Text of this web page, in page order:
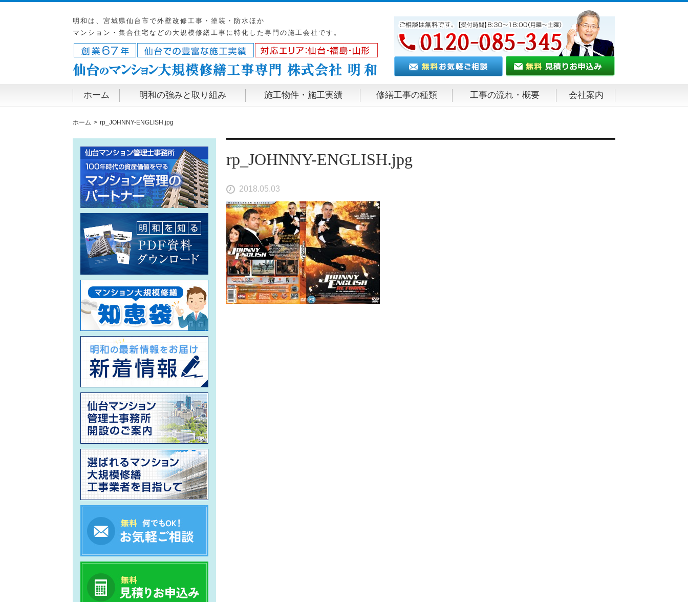
明和は、宮城県仙台市で外壁改修工事・塗装・防水ほか
マンション・集合住宅などの大規模修繕工事に特化した専門の施工会社です。
ホーム 明和の強みと取り組み 施工物件・施工実績 修繕工事の種類 工事の流れ・概要 会社案内
ホーム rp_JOHNNY-ENGLISH.jpg
rp_JOHNNY-ENGLISH.jpg
2018.05.03